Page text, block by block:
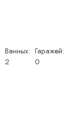
Ванных:
2
Гаражей:
0